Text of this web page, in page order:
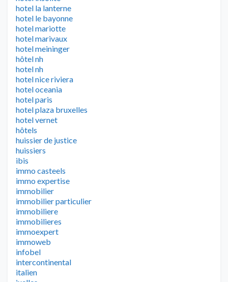
hotel la lanterne
hotel le bayonne
hotel mariotte
hotel marivaux
hotel meininger
hôtel nh
hotel nh
hotel nice riviera
hotel oceania
hotel paris
hotel plaza bruxelles
hotel vernet
hôtels
huissier de justice
huissiers
ibis
immo casteels
immo expertise
immobilier
immobilier particulier
immobiliere
immobilieres
immoexpert
immoweb
infobel
intercontinental
italien